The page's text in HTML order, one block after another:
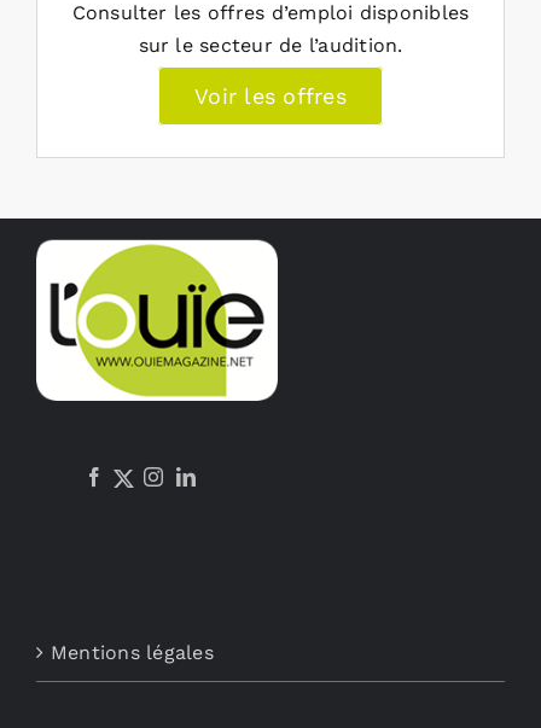
Consulter les offres d’emploi disponibles
sur le secteur de l’audition.
Voir les offres
Mentions légales